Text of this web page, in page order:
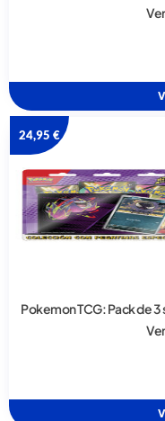
24,95 €
Pokemon TCG: Pack de